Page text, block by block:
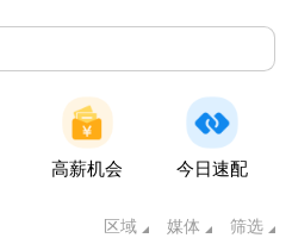
高薪机会 今日速配
区域 媒体 筛选